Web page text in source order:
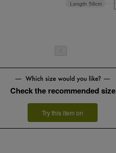
Length 59cm
Check the recommended size
Try this item on